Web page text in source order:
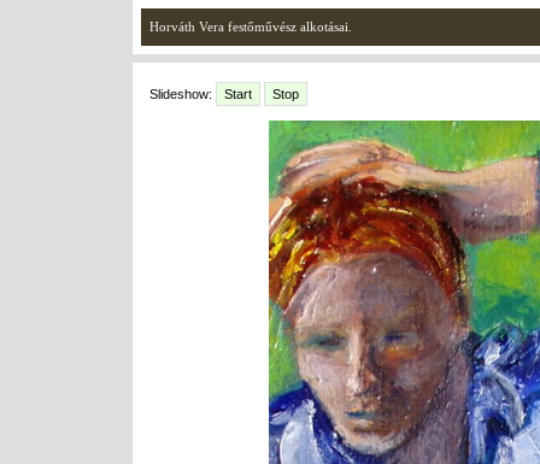
Horváth Vera festőművész alkotásai.
Slideshow: Start Stop